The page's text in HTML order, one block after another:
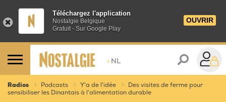
Téléchargez l'application
Nostalgie Belgique
Gratuit - Sur Google Play
OUVRIR
> NL
Radios Podcasts Y'a de l'idée
Des visites de ferme pour
sensibiliser les Dinantais à l'alimentation durable